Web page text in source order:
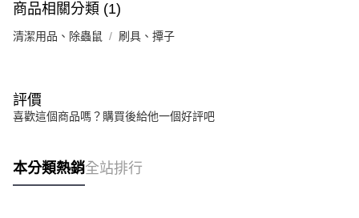
商品相關分類 (1)
清潔用品、除蟲鼠 刷具、撢子
評價
喜歡這個商品嗎？購買後給他一個好評吧
本分類熱銷全站排行